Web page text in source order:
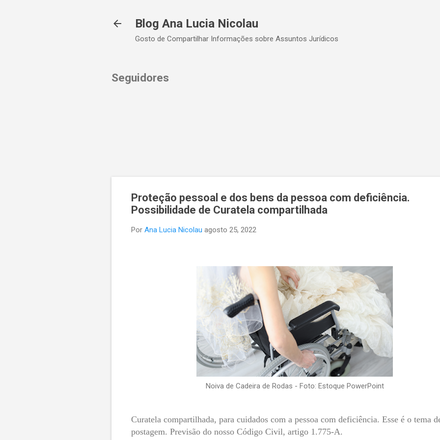
Blog Ana Lucia Nicolau
Gosto de Compartilhar Informações sobre Assuntos Jurídicos
Seguidores
Proteção pessoal e dos bens da pessoa com deficiência.
Possibilidade de Curatela compartilhada
Por Ana Lucia Nicolau agosto 25, 2022
Noiva de Cadeira de Rodas - Foto: Estoque PowerPoint
Curatela compartilhada, para cuidados com a pessoa com deficiência. Esse é o tema
postagem. Previsão do nosso Código Civil, artigo 1.775-A.